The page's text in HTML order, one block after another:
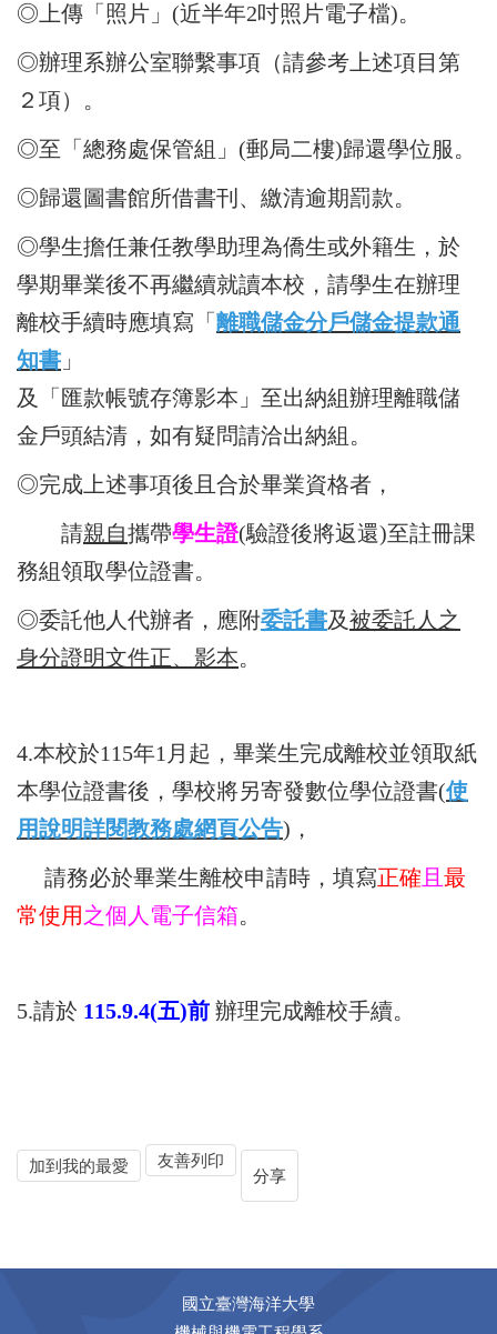
◎上傳「照片」(近半年2吋照片電子檔)。
◎辦理系辦公室聯繫事項（請參考上述項目第
２項）。
◎至「總務處保管組」 (郵局二樓)歸還學位服。
◎歸還圖書館所借書刊、繳清逾期罰款。
◎學生擔任兼任教學助理為僑生或外籍生，於
學期畢業後不再繼續就讀本校，請學生在辦理
離校手續時應填寫 「 離職儲金分戶儲金提款通
知書 」
及
「匯款帳號存簿影本」 至出納組辦理離職儲
金戶頭結清，如有疑問請洽出納組。
◎完成上述事項後且合於畢業資格者，
請親自攜帶學生證(驗證後將返還)至註冊課
務組領取學位證書。
◎委託他人代辦者，應附委託書及被委託人之
身分證明文件正、影本。
4.本校於115年1月起，畢業生完成離校並領取紙
本學位證書後，學校將另寄發數位學位證書(使
用說明詳閱教務處網頁公告)，
請務必於畢業生離校申請時，填寫正確 且 最
常使用 之個人電子信箱。
5.請於 115.9.4(五)前 辦理完成離校手續。
加到我的最愛
友善列印
分享
國立臺灣海洋大學